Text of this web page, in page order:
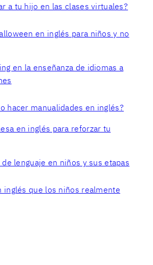
a tu hijo en las clases virtuales?
en inglés para niños y no
en la enseñanza de idiomas a
hacer manualidades en inglés?
en inglés para reforzar tu
lenguaje en niños y sus etapas
inglés que los niños realmente